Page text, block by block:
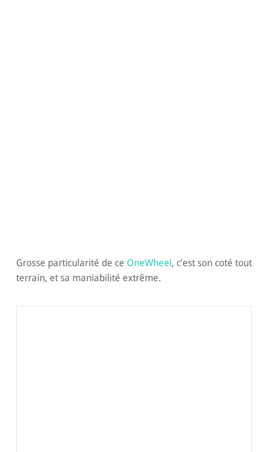
Grosse particularité de ce OneWheel, c’est son coté tout
terrain, et sa maniabilité extrême.